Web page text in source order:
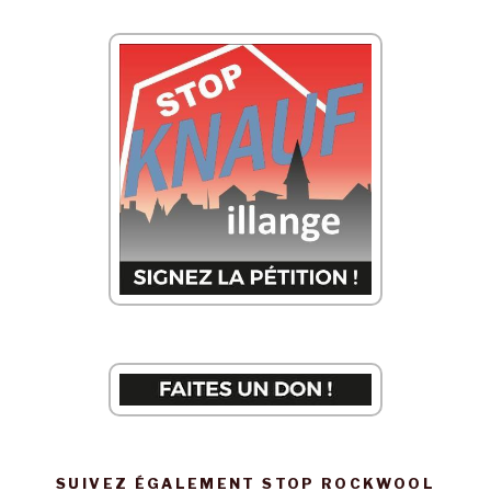
SUIVEZ ÉGALEMENT STOP ROCKWOOL